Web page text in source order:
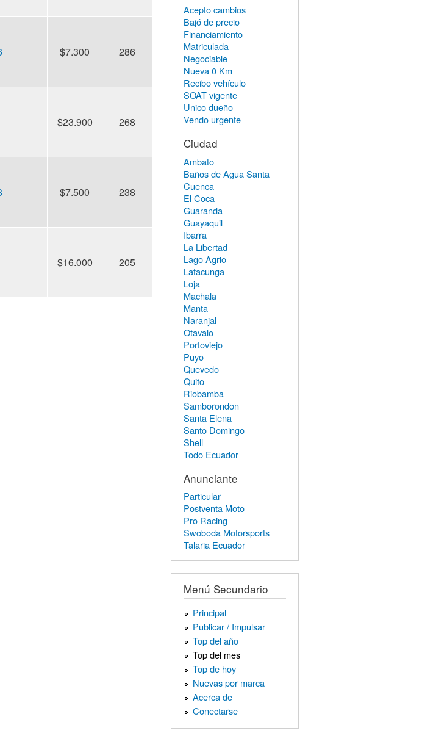
$7.300 286
$23.900 268
$7.500 238
$16.000 205
Acepto cambios
Bajó de precio
Financiamiento
Matriculada
Negociable
Nueva 0 Km
Recibo vehículo
SOAT vigente
Unico dueño
Vendo urgente
Ciudad
Ambato
Baños de Agua Santa
Cuenca
El Coca
Guaranda
Guayaquil
Ibarra
La Libertad
Lago Agrio
Latacunga
Loja
Machala
Manta
Naranjal
Otavalo
Portoviejo
Puyo
Quevedo
Quito
Riobamba
Samborondon
Santa Elena
Santo Domingo
Shell
Todo Ecuador
Anunciante
Particular
Postventa Moto
Pro Racing
Swoboda Motorsports
Talaria Ecuador
Menú Secundario
Principal
Publicar / Impulsar
Top del año
Top del mes
Top de hoy
Nuevas por marca
Acerca de
Conectarse